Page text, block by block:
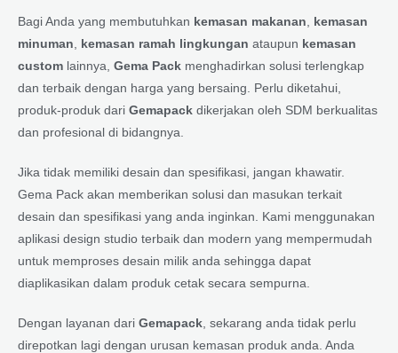
Bagi Anda yang membutuhkan kemasan makanan
kemasan
minuman
kemasan ramah lingkungan ataupun kemasan
custom lainnya, Gema Pack menghadirkan solusi terlengkap
dan terbaik dengan harga yang bersaing. Perlu diketahui,
produk-produk dari Gemapack dikerjakan oleh SDM berkualitas
dan profesional di bidangnya.
Jika tidak memiliki desain dan spesifikasi, jangan khawatir.
Gema Pack akan memberikan solusi dan masukan terkait
desain dan spesifikasi yang anda inginkan. Kami menggunakan
aplikasi design studio terbaik dan modern yang mempermudah
untuk memproses desain milik anda sehingga dapat
diaplikasikan dalam produk cetak secara sempurna.
Dengan layanan dari Gemapack , sekarang anda tidak perlu
direpotkan lagi dengan urusan kemasan produk anda. Anda